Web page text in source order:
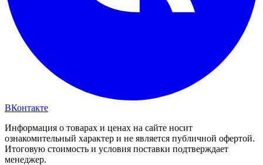
ВКонтакте
Информация о товарах и ценах на сайте носит
ознакомительный характер и не является публичной офертой.
Итоговую стоимость и условия поставки подтверждает
менеджер.